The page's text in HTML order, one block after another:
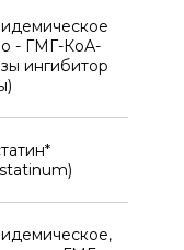
- ГМГ-КоА-
ингибитор